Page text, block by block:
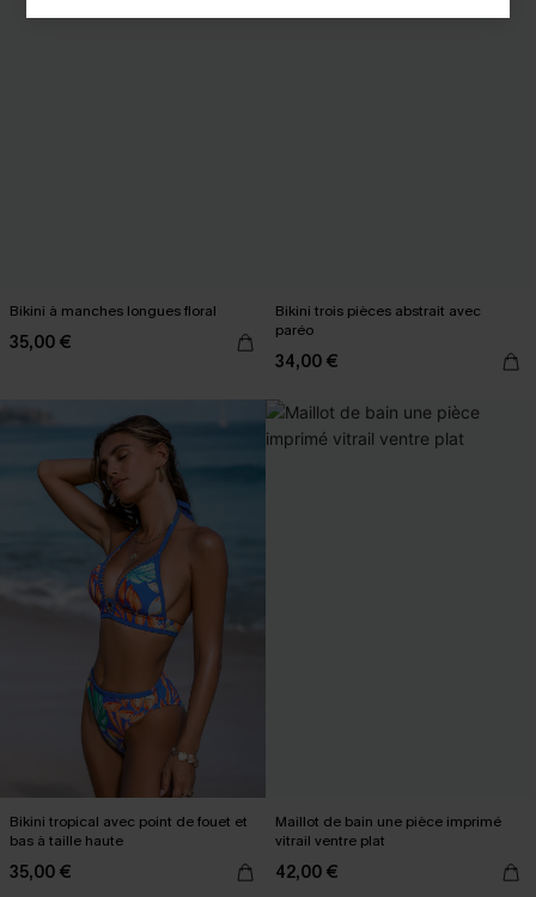
Bikini à manches longues floral
35,00 €
Bikini trois pièces abstrait avec
paréo
34,00 €
Bikini tropical avec point de fouet et
bas à taille haute
35,00 €
Maillot de bain une pièce imprimé
vitrail ventre plat
42,00 €